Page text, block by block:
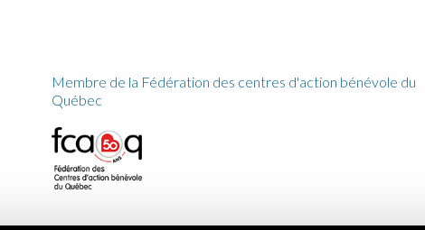
Membre de la Fédération des centres d'action bénévole du
Québec